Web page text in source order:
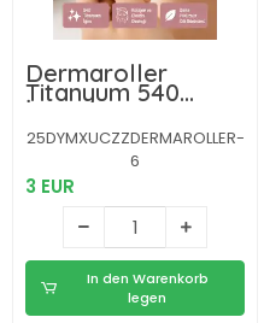
Dermaroller
Titanyum 540
İğneli 1 mm Cilt
Yenileme ve Anti
Aging Etkisi
25DYMXUCZZDERMAROLLER-
6
3 EUR
In den Warenkorb
legen